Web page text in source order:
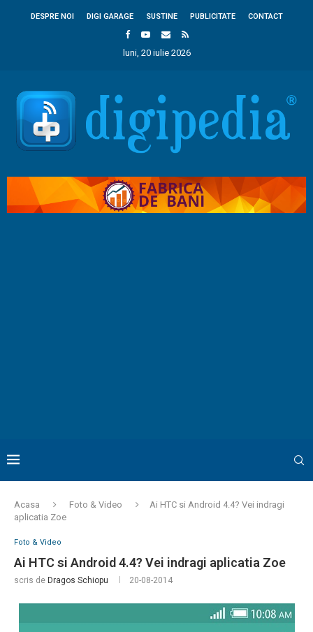
DESPRE NOI DIGI GARAGE SUSTINE PUBLICITATE CONTACT
luni, 20 iulie 2026
Acasa Foto & Video
Ai HTC si Android 4.4? Vei indragi
aplicatia Zoe
Foto & Video
Ai HTC si Android 4.4? Vei indragi aplicatia Zoe
scris de Dragos Schiopu 20-08-2014